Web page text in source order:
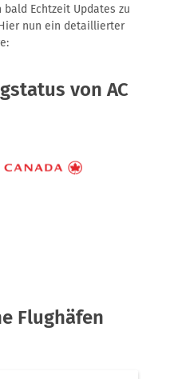
Echtzeit Updates zu
nun ein detaillierter
von AC
Flughäfen